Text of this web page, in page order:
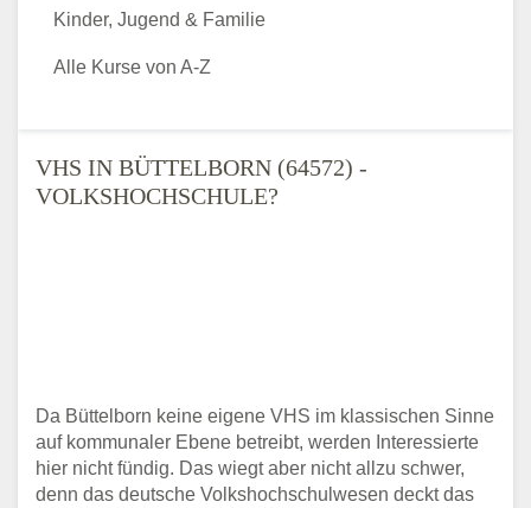
VHS IN BÜTTELBORN (64572) -
VOLKSHOCHSCHULE?
Da Büttelborn keine eigene VHS im klassischen Sinne
auf kommunaler Ebene betreibt, werden Interessierte
hier nicht fündig. Das wiegt aber nicht allzu schwer,
denn das deutsche Volkshochschulwesen deckt das
Kinder, Jugend & Familie
Alle Kurse von A-Z